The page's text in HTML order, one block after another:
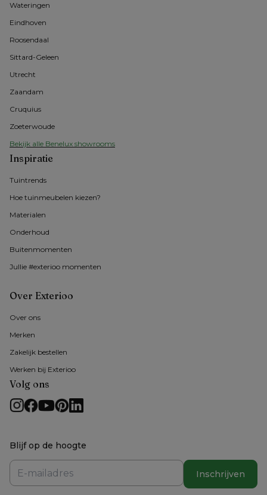
Wateringen
Eindhoven
Roosendaal
Sittard-Geleen
Utrecht
Zaandam
Cruquius
Zoeterwoude
Bekijk alle Benelux showrooms
Inspiratie
Tuintrends
Hoe tuinmeubelen kiezen?
Materialen
Onderhoud
Buitenmomenten
Jullie #exterioo momenten
Over Exterioo
Over ons
Merken
Zakelijk bestellen
Werken bij Exterioo
Volg ons
Blijf op de hoogte
Inschrijven